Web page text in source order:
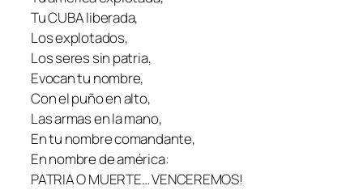
Tu CUBA liberada,
Los explotados,
Los seres sin patria,
Evocan tu nombre,
Con el puño en alto,
Las armas en la mano,
En tu nombre comandante,
En nombre de américa:
PATRIA O MUERTE… VENCEREMOS!